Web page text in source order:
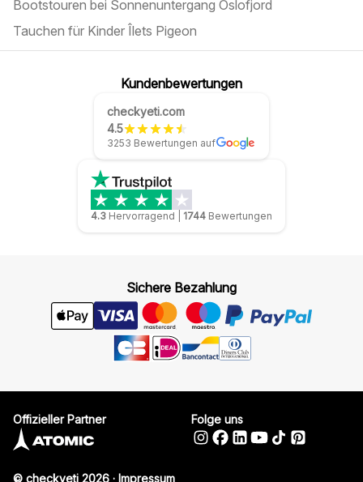
Bootstouren bei Sonnenuntergang Oslofjord
Tauchen für Kinder Îlets Pigeon
Kundenbewertungen
checkyeti.com
4.5
3253 Bewertungen auf
4.3 Hervorragend 1744 Bewertungen
Sichere Bezahlung
© checkyeti 2026 · Impressum
Offizieller Partner Folge uns